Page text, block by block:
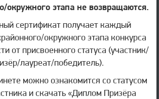
окружного этапа не возвращаются.
сертификат получает каждый
окружного этапа конкурса
от присвоенного статуса (участник/
лауреат/победитель).
можно ознакомится со статусом
и скачать «Диплом Призёра